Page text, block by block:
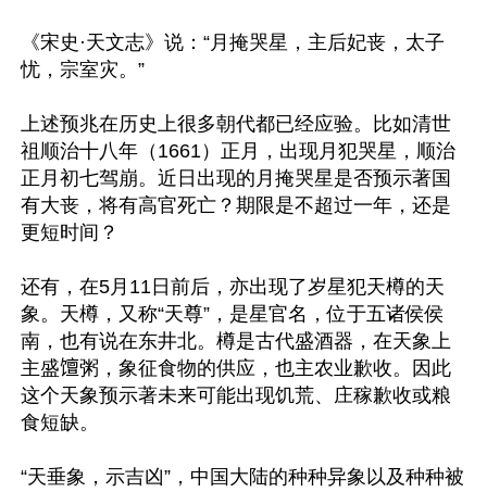
《宋史·天文志》说：“月掩哭星，主后妃丧，太子
忧，宗室灾。”
上述预兆在历史上很多朝代都已经应验。比如清世
祖顺治十八年（1661）正月，出现月犯哭星，顺治
正月初七驾崩。近日出现的月掩哭星是否预示著国
有大丧，将有高官死亡？期限是不超过一年，还是
更短时间？
还有，在5月11日前后，亦出现了岁星犯天樽的天
象。天樽，又称“天尊”，是星官名，位于五诸侯侯
南，也有说在东井北。樽是古代盛酒器，在天象上
主盛𫗴粥，象征食物的供应，也主农业歉收。因此
这个天象预示著未来可能出现饥荒、庄稼歉收或粮
食短缺。
“天垂象，示吉凶”，中国大陆的种种异象以及种种被